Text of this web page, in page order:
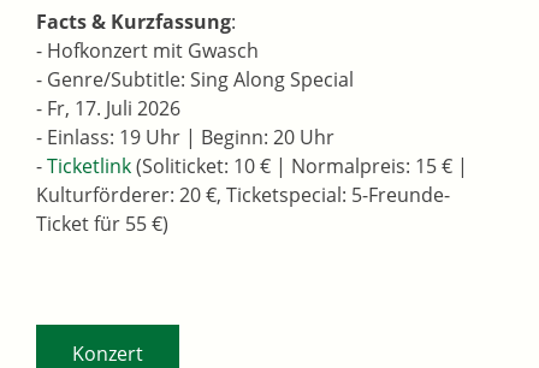
Facts & Kurzfassung:
- Hofkonzert mit Gwasch
- Genre/Subtitle: Sing Along Special
- Fr, 17. Juli 2026
- Einlass: 19 Uhr | Beginn: 20 Uhr
-Ticketlink(Soliticket: 10 € | Normalpreis: 15 € |
Kulturförderer: 20 €, Ticketspecial: 5-Freunde-
Ticket für 55 €)
Konzert